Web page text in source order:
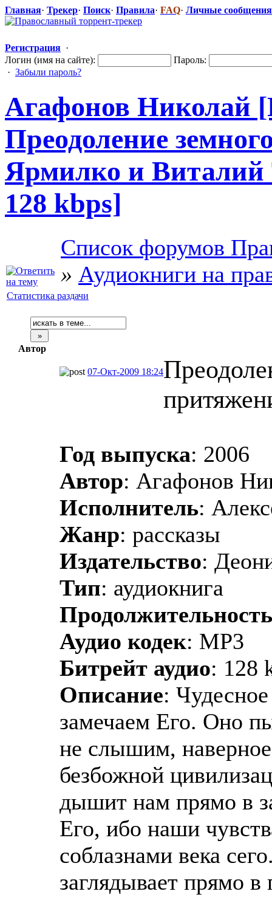
Главная· Трекер· Поиск· Правила· FAQ· Личные сообщения
Регистрация ·
Логин (имя на сайте):
Пароль:
· Забыли пароль?
Агафонов Николай
Преодоление
Ярмилко и Виталий
128 kbps]
Список форумов
» Аудиокниги на
Статистика раздачи
Автор
07-Окт-2009 18:24
Год выпуска: 2006
Автор: Агафонов
Исполнитель:
Жанр: рассказы
Издательство:
Тип: аудиокнига
Продолжительность
Аудио кодек: MP3
Битрейт аудио: 128
Описание:
замечаем Его. Оно
не слышим,
безбожной
дышит нам прямо в
Его, ибо наши
соблазнами века
заглядывает прямо в